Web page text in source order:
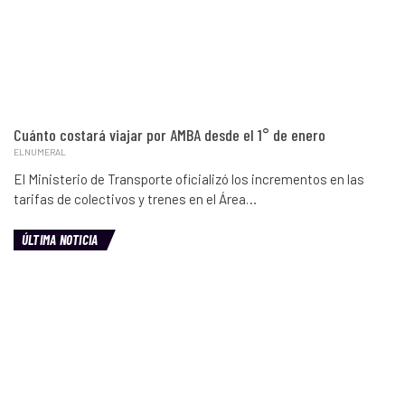
Cuánto costará viajar por AMBA desde el 1° de enero
ELNUMERAL
El Ministerio de Transporte oficializó los incrementos en las
tarifas de colectivos y trenes en el Área…
ÚLTIMA NOTICIA